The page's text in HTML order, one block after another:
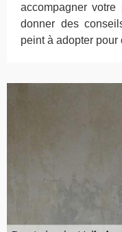
accompagner
donner des
peint à adopter pour